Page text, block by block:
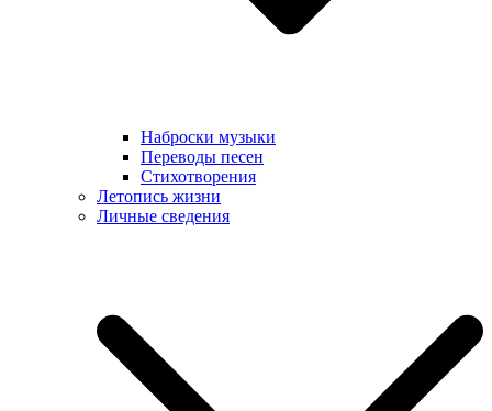
Наброски музыки
Переводы песен
Стихотворения
Летопись жизни
Личные сведения